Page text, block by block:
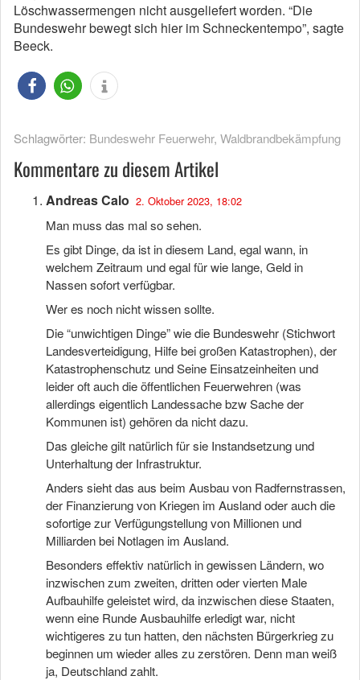
Löschwassermengen nicht ausgeliefert worden. “Die
Bundeswehr bewegt sich hier im Schneckentempo”, sagte
Beeck.
Schlagwörter: Bundeswehr Feuerwehr, Waldbrandbekämpfung
Kommentare zu diesem Artikel
Andreas Calo 2. Oktober 2023, 18:02
Man muss das mal so sehen.
Es gibt Dinge, da ist in diesem Land, egal wann, in
welchem Zeitraum und egal für wie lange, Geld in
Nassen sofort verfügbar.
Wer es noch nicht wissen sollte.
Die “unwichtigen Dinge” wie die Bundeswehr (Stichwort
Landesverteidigung, Hilfe bei großen Katastrophen), der
Katastrophenschutz und Seine Einsatzeinheiten und
leider oft auch die öffentlichen Feuerwehren (was
allerdings eigentlich Landessache bzw Sache der
Kommunen ist) gehören da nicht dazu.
Das gleiche gilt natürlich für sie Instandsetzung und
Unterhaltung der Infrastruktur.
Anders sieht das aus beim Ausbau von Radfernstrassen,
der Finanzierung von Kriegen im Ausland oder auch die
sofortige zur Verfügungstellung von Millionen und
Milliarden bei Notlagen im Ausland.
Besonders effektiv natürlich in gewissen Ländern, wo
inzwischen zum zweiten, dritten oder vierten Male
Aufbauhilfe geleistet wird, da inzwischen diese Staaten,
wenn eine Runde Ausbauhilfe erledigt war, nicht
wichtigeres zu tun hatten, den nächsten Bürgerkrieg zu
beginnen um wieder alles zu zerstören. Denn man weiß
ja, Deutschland zahlt.